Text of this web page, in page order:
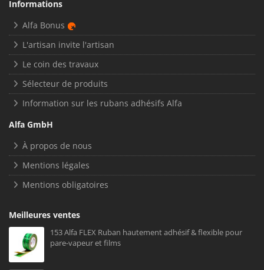
Informations
Alfa Bonus
L'artisan invite l'artisan
Le coin des travaux
Sélecteur de produits
Information sur les rubans adhésifs Alfa
Alfa GmbH
À propos de nous
Mentions légales
Mentions obligatoires
Meilleures ventes
153 Alfa FLEX Ruban hautement adhésif & flexible pour
pare-vapeur et films